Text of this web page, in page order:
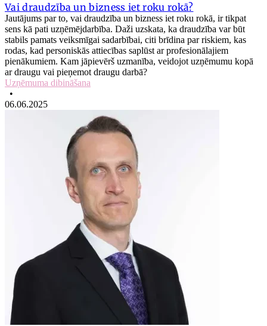
Vai draudzība un bizness iet roku rokā?
Jautājums par to, vai draudzība un bizness iet roku rokā, ir tikpat
sens kā pati uzņēmējdarbība. Daži uzskata, ka draudzība var būt
stabils pamats veiksmīgai sadarbībai, citi brīdina par riskiem, kas
rodas, kad personiskās attiecības saplūst ar profesionālajiem
pienākumiem. Kam jāpievērš uzmanība, veidojot uzņēmumu kopā
ar draugu vai pieņemot draugu darbā?
Uzņēmuma dibināšana
•
06.06.2025